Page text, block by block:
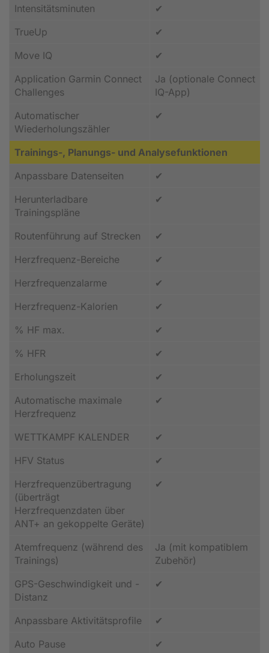
Intensitätsminuten
✔
TrueUp
✔
Move IQ
✔
Application Garmin Connect
Challenges
Ja (optionale Connect
IQ-App)
Automatischer
Wiederholungszähler
✔
Trainings-, Planungs- und Analysefunktionen
Anpassbare Datenseiten
✔
Herunterladbare
Trainingspläne
✔
Routenführung auf Strecken
✔
Herzfrequenz-Bereiche
✔
Herzfrequenzalarme
✔
Herzfrequenz-Kalorien
✔
% HF max.
✔
% HFR
✔
Erholungszeit
✔
Automatische maximale
Herzfrequenz
✔
WETTKAMPF KALENDER
✔
HFV Status
✔
Herzfrequenzübertragung
(überträgt
Herzfrequenzdaten über
ANT+ an gekoppelte Geräte)
✔
Atemfrequenz (während des
Trainings)
Ja (mit kompatiblem
Zubehör)
GPS-Geschwindigkeit und -
Distanz
✔
Anpassbare Aktivitätsprofile
✔
Auto Pause
✔